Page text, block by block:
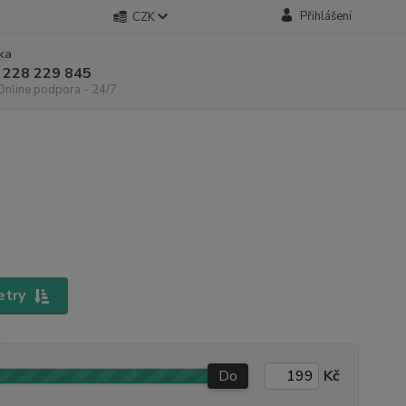
CZK Přihlášení
228 229 845
Online podpora - 24/7
Do Kč